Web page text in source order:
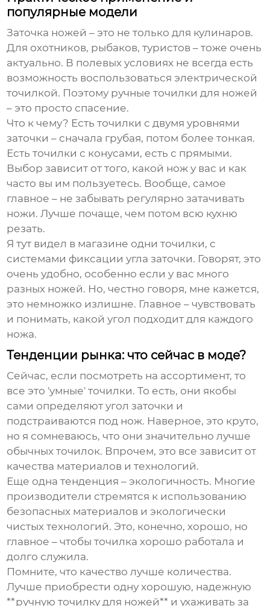
популярные модели
Заточка ножей – это не только для кулинаров.
Для охотников, рыбаков, туристов – тоже очень
актуально. В полевых условиях не всегда есть
возможность воспользоваться электрической
точилкой. Поэтому ручныеточилки для ножей
– это просто спасение.
Что к чему? Есть точилки с двумя уровнями
заточки – сначала грубая, потом более тонкая.
Есть точилки с конусами, есть с прямыми.
Выбор зависит от того, какой нож у вас и как
часто вы им пользуетесь. Вообще, самое
главное – не забывать регулярно затачивать
ножи. Лучше почаще, чем потом всю кухню
резать.
Я тут видел в магазине одни точилки, с
системами фиксации угла заточки. Говорят, это
очень удобно, особенно если у вас много
разных ножей. Но, честно говоря, мне кажется,
это немножко излишне. Главное – чувствовать
и понимать, какой угол подходит для каждого
ножа.
Тенденции рынка: что сейчас в моде?
Сейчас, если посмотреть на ассортимент, то
все это 'умные' точилки. То есть, они якобы
сами определяют угол заточки и
подстраиваются под нож. Наверное, это круто,
но я сомневаюсь, что они значительно лучше
обычных точилок. Впрочем, это все зависит от
качества материалов и технологий.
Еще одна тенденция – экологичность. Многие
производители стремятся к использованию
безопасных материалов и экологически
чистых технологий. Это, конечно, хорошо, но
главное – чтобы точилка хорошо работала и
долго служила.
Помните, что качество лучше количества.
Лучше приобрести одну хорошую, надежную
**ручную точилку для ножей** и ухаживать за